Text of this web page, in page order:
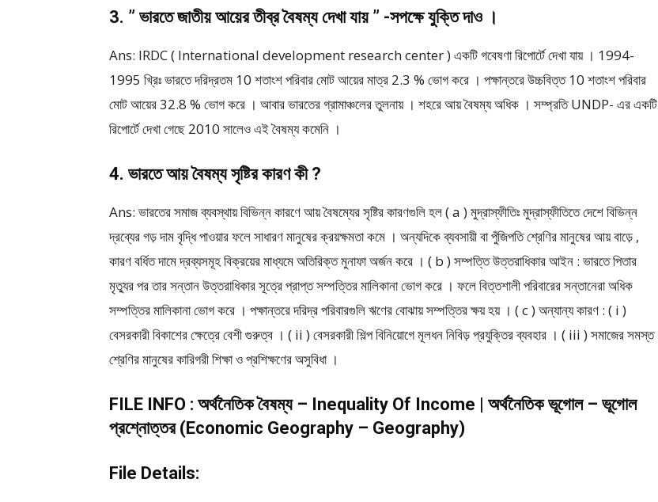
3. ” ভারতে জাতীয় আয়ের তীব্র বৈষম্য দেখা যায় ” -সপক্ষে যুক্তি দাও ।
Ans: IRDC ( International development research center ) একটি গবেষণা রিপোর্টে দেখা যায় । 1994-
1995 খ্রিঃ ভারতে দরিদ্রতম 10 শতাংশ পরিবার মোট আয়ের মাত্র 2.3 % ভোগ করে । পক্ষান্তরে উচ্চবিত্ত 10 শতাংশ পরিবার
মোট আয়ের 32.8 % ভোগ করে । আবার ভারতের গ্রামাঞ্চলের তুলনায় । শহরে আয় বৈষম্য অধিক । সম্প্রতি UNDP- এর একটি
রিপোর্টে দেখা গেছে 2010 সালেও এই বৈষম্য কমেনি ।
4. ভারতে আয় বৈষম্য সৃষ্টির কারণ কী ?
Ans: ভারতের সমাজ ব্যবস্থায় বিভিন্ন কারণে আয় বৈষম্যের সৃষ্টির কারণগুলি হল ( a ) মুদ্রাস্ফীতিঃ মুদ্রাস্ফীতিতে দেশে বিভিন্ন
দ্রব্যের গড় দাম বৃদ্ধি পাওয়ার ফলে সাধারণ মানুষের ক্রয়ক্ষমতা কমে । অন্যদিকে ব্যবসায়ী বা পুঁজিপতি শ্রেণির মানুষের আয় বাড়ে ,
কারণ বর্ধিত দামে দ্রব্যসমূহ বিক্রয়ের মাধ্যমে অতিরিক্ত মুনাফা অর্জন করে । ( b ) সম্পত্তি উত্তরাধিকার আইন : ভারতে পিতার
মৃত্যুর পর তার সন্তান উত্তরাধিকার সূত্রে প্রাপ্ত সম্পত্তির মালিকানা ভোগ করে । ফলে বিত্তশালী পরিবারের সন্তানেরা অধিক
সম্পত্তির মালিকানা ভোগ করে । পক্ষান্তরে দরিদ্র পরিবারগুলি ঋণের বোঝায় সম্পত্তির ক্ষয় হয় । ( c ) অন্যান্য কারণ : ( i )
বেসরকারী বিকাশের ক্ষেত্রে বেশী গুরুত্ব । ( ii ) বেসরকারী শিল্প বিনিয়োগে মূলধন নিবিড় প্রযুক্তির ব্যবহার । ( iii ) সমাজের সমস্ত
শ্রেণির মানুষের কারিগরী শিক্ষা ও প্রশিক্ষণের অসুবিধা ।
FILE INFO : অর্থনৈতিক বৈষম্য – Inequality Of Income | অর্থনৈতিক ভূগোল – ভূগোল
প্রশ্নোত্তর (Economic Geography – Geography)
File Details: